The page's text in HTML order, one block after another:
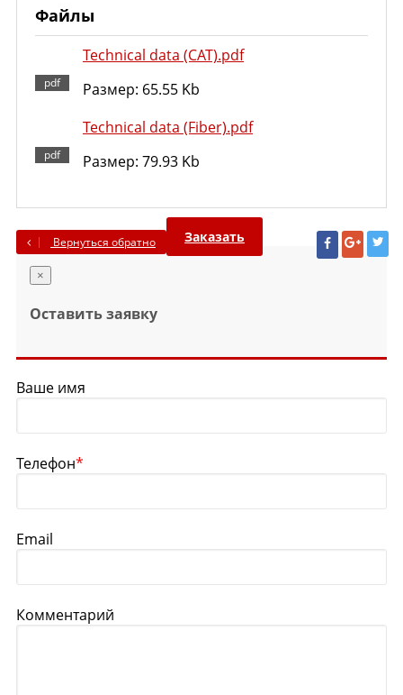
Файлы
Technical data (CAT).pdf
Размер: 65.55 Kb
Technical data (Fiber).pdf
Размер: 79.93 Kb
Вернуться обратно Заказать
×
Оставить заявку
Ваше имя
Телефон*
Email
Комментарий